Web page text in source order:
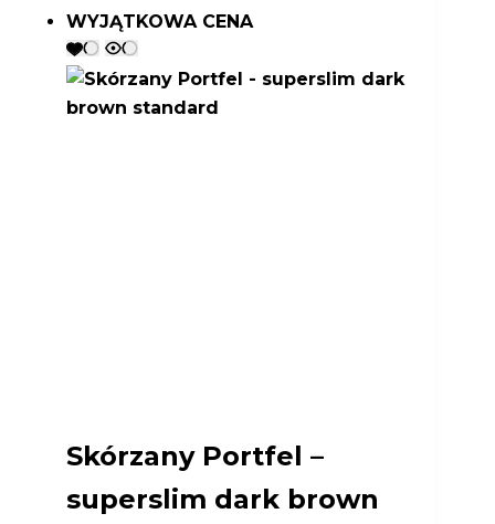
WYJĄTKOWA CENA
Skórzany Portfel –
superslim dark brown